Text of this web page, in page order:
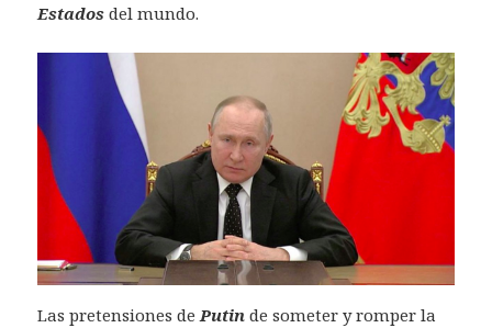
Estados del mundo.
Las pretensiones de Putin de someter y romper la